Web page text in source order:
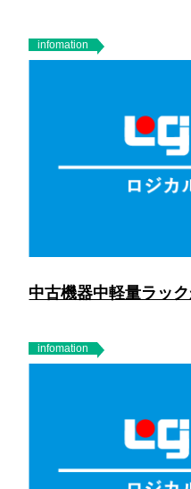
infomation
中古機器中軽量ラック
infomation